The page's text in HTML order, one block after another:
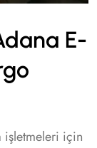
E-
işletmeleri için